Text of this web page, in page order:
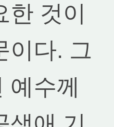
한 것이
이다. 그
예수께